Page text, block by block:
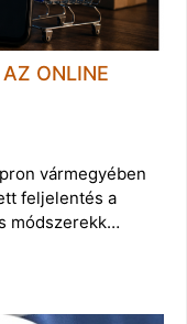
ONLINE
vármegyében
feljelentés a
módszerekk…